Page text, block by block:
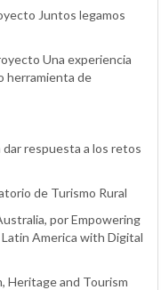
Juntos legamos
Una experiencia
herramienta de
dar respuesta a los retos
de Turismo Rural
por Empowering
America with Digital
Heritage and Tourism